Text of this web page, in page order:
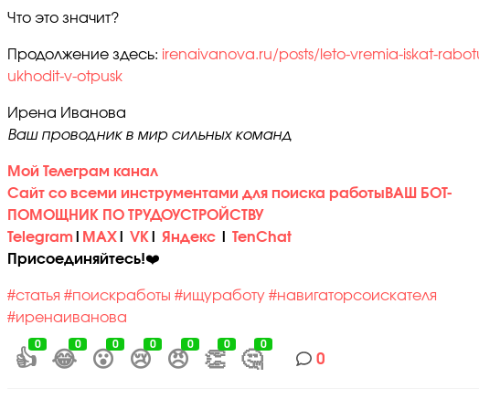
Что это значит?
Продолжение здесь: irenaivanova.ru/posts/leto-vremia-iskat-
ukhodit-v-otpusk
Ирена Иванова
Ваш проводник в мир сильных команд
Мой Телеграм канал
Сайт со всеми инструментами для поиска работы ВАШ БОТ-
ПОМОЩНИК ПО ТРУДОУСТРОЙСТВУ
Telegram
MAX VK Яндекс
TenChat
Присоединяйтесь!❤️
#статья #поискработы #ищуработу #навигаторсоискателя
#иренаиванова
👍
0
😂
0
😮
0
😢
0
😠
0
👏
0
🤔
0
0